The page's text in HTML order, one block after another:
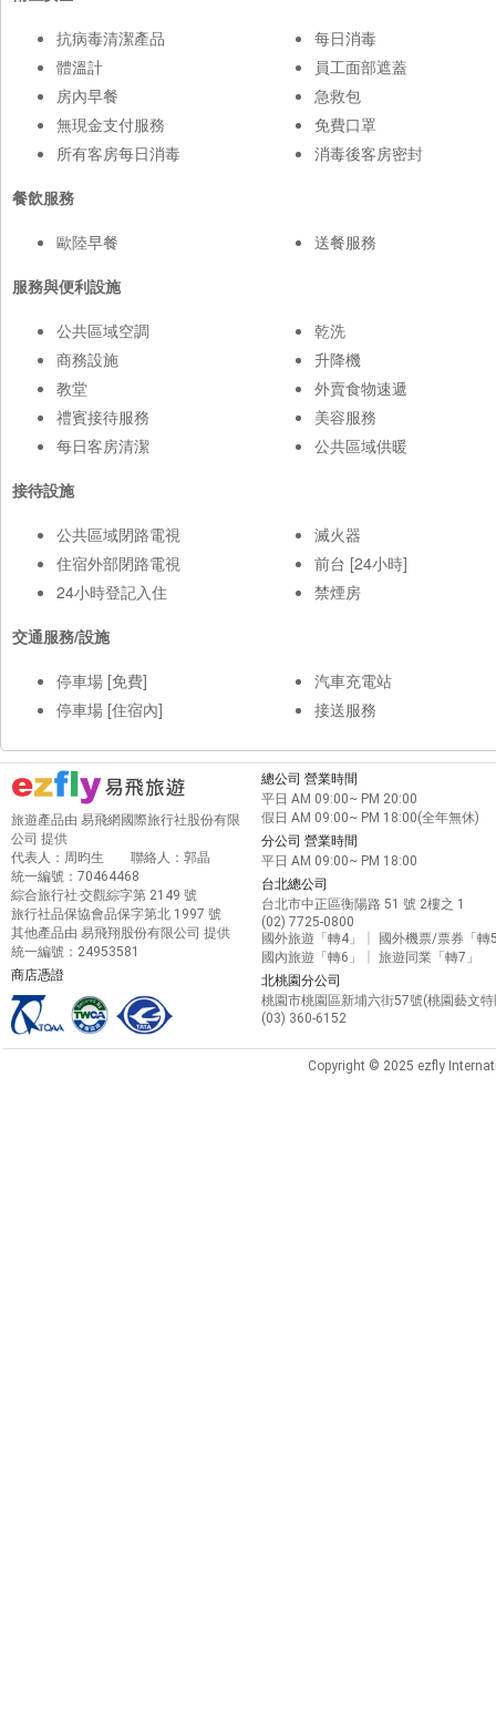
抗病毒清潔產品
體溫計
房內早餐
無現金支付服務
所有客房每日消毒
每日消毒
員工面部遮蓋
急救包
免費口罩
消毒後客房密封
餐飲服務
歐陸早餐
送餐服務
服務與便利設施
公共區域空調
商務設施
教堂
禮賓接待服務
每日客房清潔
乾洗
升降機
外賣食物速遞
美容服務
公共區域供暖
接待設施
公共區域閉路電視
住宿外部閉路電視
24小時登記入住
滅火器
前台 [24小時]
禁煙房
交通服務/設施
停車場 [免費]
停車場 [住宿內]
汽車充電站
接送服務